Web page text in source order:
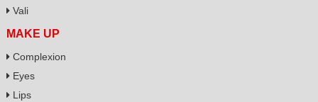
Vali
MAKE UP
Complexion
Eyes
Lips